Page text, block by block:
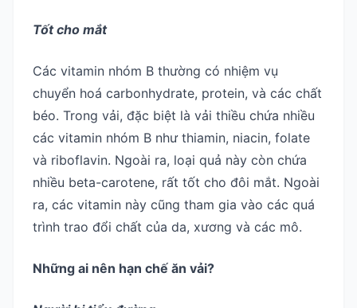
Tốt cho mắt
Các vitamin nhóm B thường có nhiệm vụ
chuyển hoá carbonhydrate, protein, và các chất
béo. Trong vải, đặc biệt là vải thiều chứa nhiều
các vitamin nhóm B như thiamin, niacin, folate
và riboflavin. Ngoài ra, loại quả này còn chứa
nhiều beta-carotene, rất tốt cho đôi mắt. Ngoài
ra, các vitamin này cũng tham gia vào các quá
trình trao đổi chất của da, xương và các mô.
Những ai nên hạn chế ăn vải?